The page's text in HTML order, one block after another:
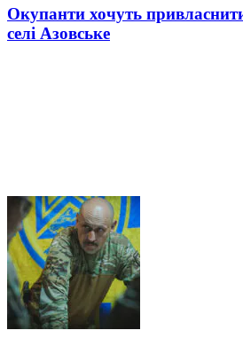
Окупанти хочуть
селі Азовське